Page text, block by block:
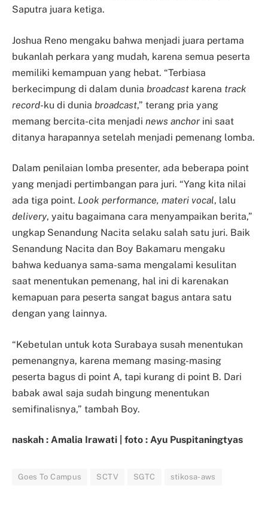
Saputra juara ketiga.
Joshua Reno mengaku bahwa menjadi juara pertama
bukanlah perkara yang mudah, karena semua peserta
memiliki kemampuan yang hebat. “Terbiasa
berkecimpung di dalam dunia broadcast karena track
record-ku di dunia broadcast,” terang pria yang
memang bercita-cita menjadi news anchor ini saat
ditanya harapannya setelah menjadi pemenang lomba.
Dalam penilaian lomba presenter, ada beberapa point
yang menjadi pertimbangan para juri. “Yang kita nilai
ada tiga point. Look performance, materi vocal, lalu
delivery, yaitu bagaimana cara menyampaikan berita,”
ungkap Senandung Nacita selaku salah satu juri. Baik
Senandung Nacita dan Boy Bakamaru mengaku
bahwa keduanya sama-sama mengalami kesulitan
saat menentukan pemenang, hal ini di karenakan
kemapuan para peserta sangat bagus antara satu
dengan yang lainnya.
“Kebetulan untuk kota Surabaya susah menentukan
pemenangnya, karena memang masing-masing
peserta bagus di point A, tapi kurang di point B. Dari
babak awal saja sudah bingung menentukan
semifinalisnya,” tambah Boy.
naskah : Amalia Irawati | foto : Ayu Puspitaningtyas
Goes To Campus SCTV SGTC stikosa-aws